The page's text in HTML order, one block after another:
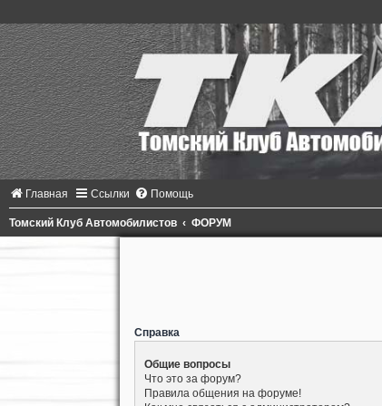
Главная Ссылки Помощь
Томский Клуб Автомобилистов ФОРУМ
Справка
Общие вопросы
Что это за форум?
Правила общения на форуме!